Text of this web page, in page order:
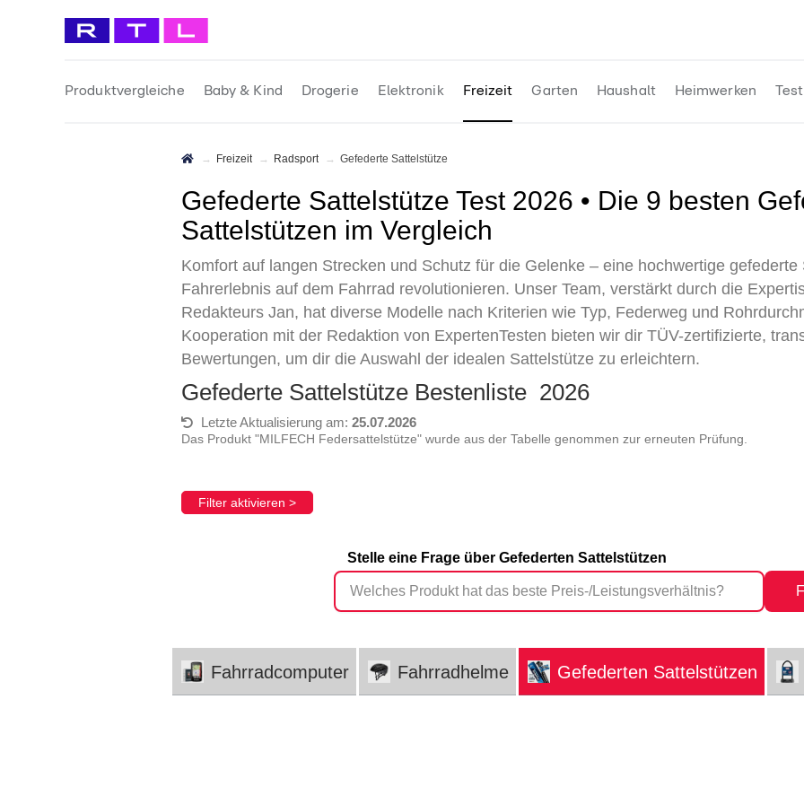
Produktvergleiche Baby & Kind Drogerie Elektronik Freizeit Garten Haushalt Heimwerken
Freizeit Radsport Gefederte Sattelstütze
Gefederte Sattelstütze Test 2026 • Die 9 besten Gefederten
Sattelstützen im Vergleich
Komfort auf langen Strecken und Schutz für die Gelenke – eine hochwertige
Fahrerlebnis auf dem Fahrrad revolutionieren. Unser Team, verstärkt durch die
Redakteurs Jan, hat diverse Modelle nach Kriterien wie Typ, Federweg und
Kooperation mit der Redaktion von ExpertenTesten bieten wir dir TÜV-zertifizierte,
Bewertungen, um dir die Auswahl der idealen Sattelstütze zu erleichtern.
Gefederte Sattelstütze Bestenliste 2026
Letzte Aktualisierung am: 25.07.2026
Das Produkt "MILFECH Federsattelstütze" wurde aus der Tabelle genommen zur erneuten Prüfung.
Filter aktivieren >
Stelle eine Frage über Gefederten Sattelstützen
Fahrradcomputer Fahrradhelme Gefederten Sattelstützen